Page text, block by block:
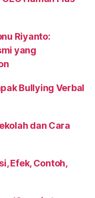
Riyanto:
yang
Bullying Verbal
dan Cara
Efek, Contoh,